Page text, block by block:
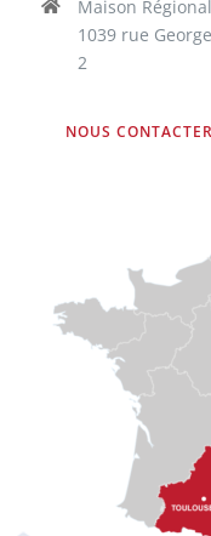
Maison
1039 rue
2
NOUS CONTACTER